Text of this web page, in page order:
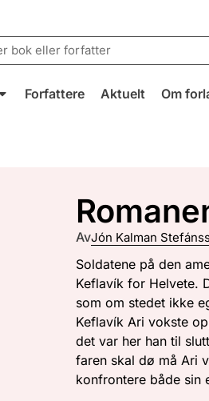
Forfattere Aktuelt Om
AvJón Kalman
Soldatene på den
Keflavík for Helvete.
som om stedet ikke
Keflavík Ari vokste
det var her han til
faren skal dø må Ari
konfrontere både sin